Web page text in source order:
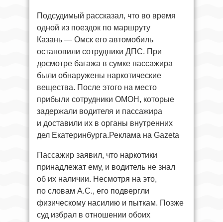
Подсудимый рассказал, что во время
одной из поездок по маршруту
Казань — Омск его автомобиль
остановили сотрудники ДПС. При
досмотре багажа в сумке пассажира
были обнаружены наркотические
вещества. После этого на место
прибыли сотрудники ОМОН, которые
задержали водителя и пассажира
и доставили их в органы внутренних
дел Екатеринбурга.Реклама на Gazeta
Пассажир заявил, что наркотики
принадлежат ему, и водитель не знал
об их наличии. Несмотря на это,
по словам А.С., его подвергли
физическому насилию и пыткам. Позже
суд избрал в отношении обоих